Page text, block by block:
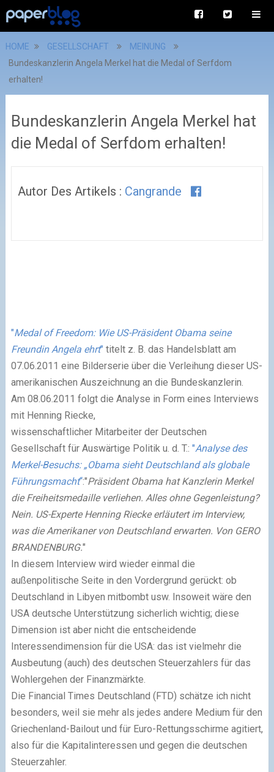
HOME GESELLSCHAFT
MEINUNG
Bundeskanzlerin Angela Merkel hat die Medal of Serfdom
erhalten!
Bundeskanzlerin Angela Merkel hat
die Medal of Serfdom erhalten!
Autor Des Artikels : Cangrande
"Medal of Freedom: Wie US-Präsident Obama seine
Freundin Angela ehrt" titelt z. B. das Handelsblatt am
07.06.2011 eine Bilderserie über die Verleihung dieser US-
amerikanischen Auszeichnung an die Bundeskanzlerin.
Am 08.06.2011 folgt die Analyse in Form eines Interviews
mit Henning Riecke,
wissenschaftlicher Mitarbeiter der Deutschen
Gesellschaft für Auswärtige Politik u. d. T.: "Analyse des
Merkel-Besuchs: „Obama sieht Deutschland als globale
Führungsmacht“:"Präsident Obama hat Kanzlerin Merkel
die Freiheitsmedaille verliehen. Alles ohne Gegenleistung?
Nein. US-Experte Henning Riecke erläutert im Interview,
was die Amerikaner von Deutschland erwarten. Von GERO
BRANDENBURG."
In diesem Interview wird wieder einmal die
außenpolitische Seite in den Vordergrund gerückt: ob
Deutschland in Libyen mitbombt usw. Insoweit wäre den
USA deutsche Unterstützung sicherlich wichtig; diese
Dimension ist aber nicht die entscheidende
Interessendimension für die USA: das ist vielmehr die
Ausbeutung (auch) des deutschen Steuerzahlers für das
Wohlergehen der Finanzmärkte.
Die Financial Times Deutschland (FTD) schätze ich nicht
besonders, weil sie mehr als jedes andere Medium für den
Griechenland-Bailout und für Euro-Rettungsschirme agitiert,
also für die Kapitalinteressen und gegen die deutschen
Steuerzahler.